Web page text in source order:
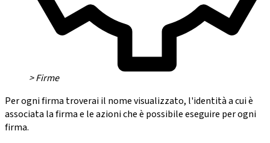
> Firme
Per ogni firma troverai il nome visualizzato, l'identità a cui è
associata la firma e le azioni che è possibile eseguire per ogni
firma.